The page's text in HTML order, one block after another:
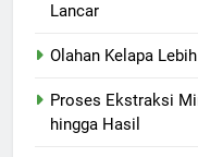
Lancar
Olahan Kelapa
Proses Ekstraksi
hingga Hasil